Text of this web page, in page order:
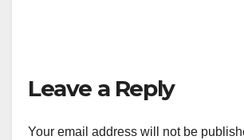
Leave a Reply
Your email address will not be